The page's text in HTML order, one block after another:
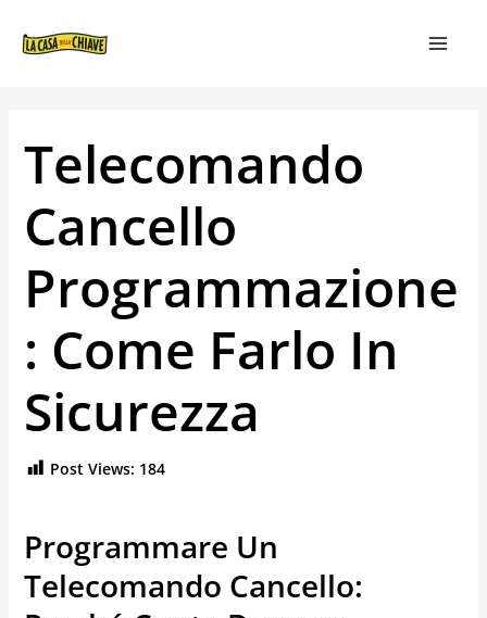
Telecomando
Cancello
Programmazione
: Come Farlo In
Sicurezza
Post Views: 184
Programmare Un
Telecomando Cancello:
ARTICOLI